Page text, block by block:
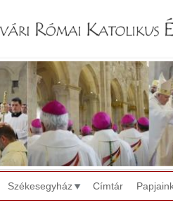
Székesegyház Címtár